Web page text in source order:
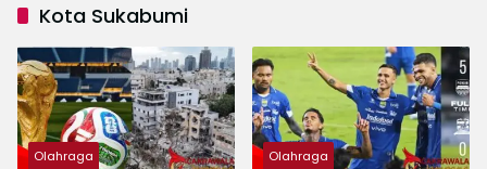
Kota Sukabumi
Olahraga Olahraga